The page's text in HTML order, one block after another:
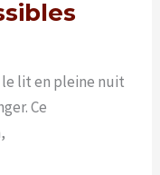
le lit en pleine nuit
Ce